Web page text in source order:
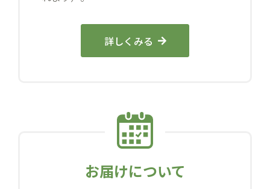
詳しくみる
お届けについて